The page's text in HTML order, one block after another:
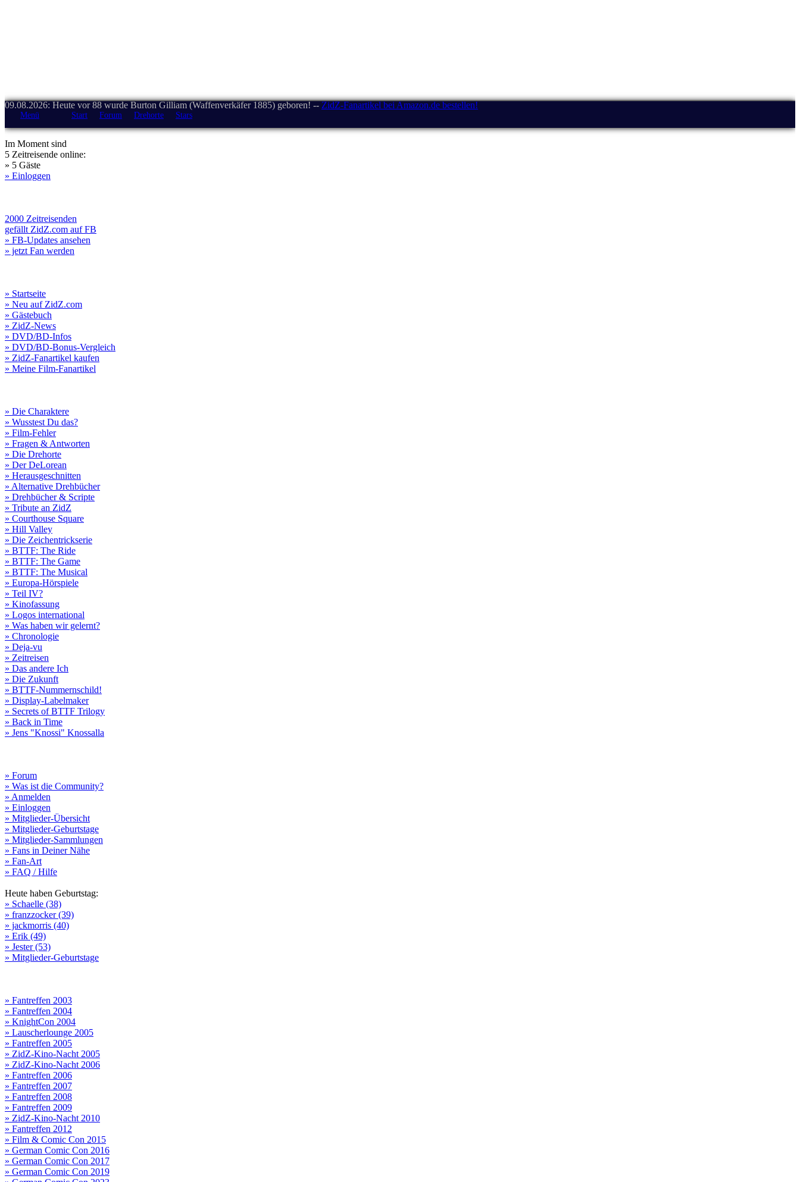
09.08.2026: Heute vor 88 wurde Burton Gilliam (Waffenverkäfer 1885) geboren! -- ZidZ-Fanartikel bei Amazon.de bestellen!
Menü Start Forum Drehorte Stars
Im Moment sind
5 Zeitreisende online:
» 5 Gäste
» Einloggen
2000 Zeitreisenden
gefällt ZidZ.com auf FB
» FB-Updates ansehen
» jetzt Fan werden
» Startseite
» Neu auf ZidZ.com
» Gästebuch
» ZidZ-News
» DVD/BD-Infos
» DVD/BD-Bonus-Vergleich
» ZidZ-Fanartikel kaufen
» Meine Film-Fanartikel
» Die Charaktere
» Wusstest Du das?
» Film-Fehler
» Fragen & Antworten
» Die Drehorte
» Der DeLorean
» Herausgeschnitten
» Alternative Drehbücher
» Drehbücher & Scripte
» Tribute an ZidZ
» Courthouse Square
» Hill Valley
» Die Zeichentrickserie
» BTTF: The Ride
» BTTF: The Game
» BTTF: The Musical
» Europa-Hörspiele
» Teil IV?
» Kinofassung
» Logos international
» Was haben wir gelernt?
» Chronologie
» Deja-vu
» Zeitreisen
» Das andere Ich
» Die Zukunft
» BTTF-Nummernschild!
» Display-Labelmaker
» Secrets of BTTF Trilogy
» Back in Time
» Jens "Knossi" Knossalla
» Forum
» Was ist die Community?
» Anmelden
» Einloggen
» Mitglieder-Übersicht
» Mitglieder-Geburtstage
» Mitglieder-Sammlungen
» Fans in Deiner Nähe
» Fan-Art
» FAQ / Hilfe
Heute haben Geburtstag:
» Schaelle (38)
» franzzocker (39)
» jackmorris (40)
» Erik (49)
» Jester (53)
» Mitglieder-Geburtstage
» Fantreffen 2003
» Fantreffen 2004
» KnightCon 2004
» Lauscherlounge 2005
» Fantreffen 2005
» ZidZ-Kino-Nacht 2005
» ZidZ-Kino-Nacht 2006
» Fantreffen 2006
» Fantreffen 2007
» Fantreffen 2008
» Fantreffen 2009
» ZidZ-Kino-Nacht 2010
» Fantreffen 2012
» Film & Comic Con 2015
» German Comic Con 2016
» German Comic Con 2017
» German Comic Con 2019